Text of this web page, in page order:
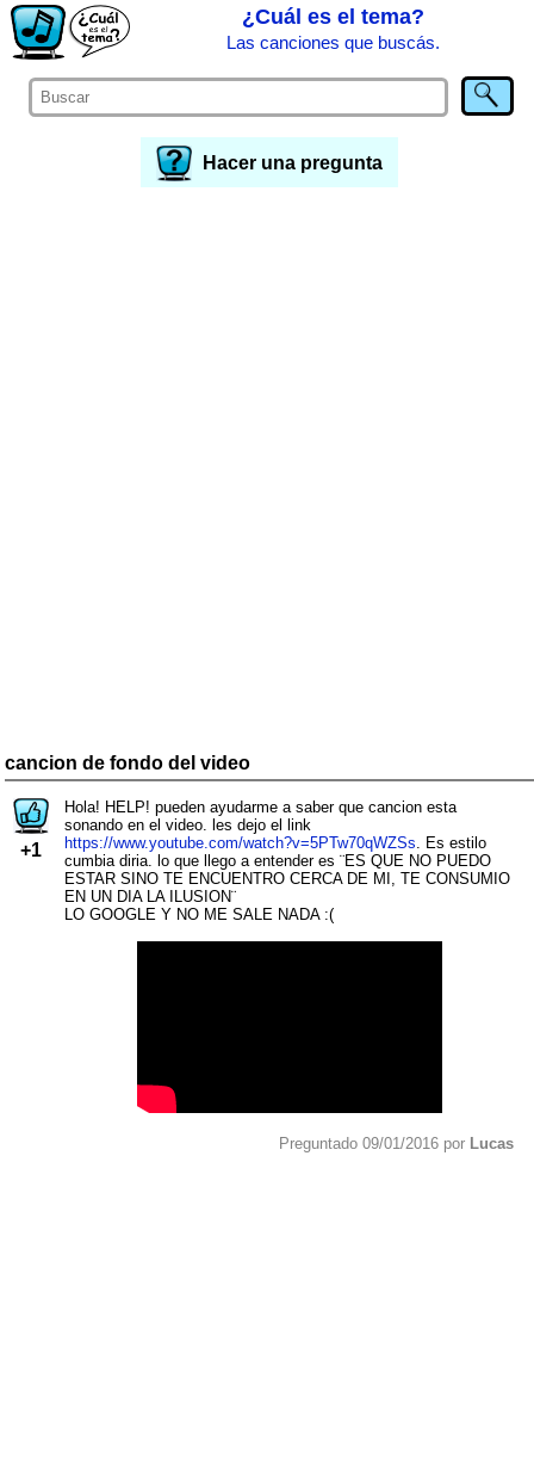
¿Cuál es el tema?
Las canciones que buscás.
Hacer una pregunta
cancion de fondo del video
+1
Hola! HELP! pueden ayudarme a saber que cancion esta
sonando en el video. les dejo el link
https://www.youtube.com/watch?v=5PTw70qWZSs . Es estilo
cumbia diria. lo que llego a entender es ¨ES QUE NO PUEDO
ESTAR SINO TE ENCUENTRO CERCA DE MI, TE CONSUMIO
EN UN DIA LA ILUSION¨
LO GOOGLE Y NO ME SALE NADA :(
Preguntado 09/01/2016 por Lucas